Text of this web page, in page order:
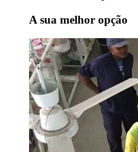
A sua melhor opção